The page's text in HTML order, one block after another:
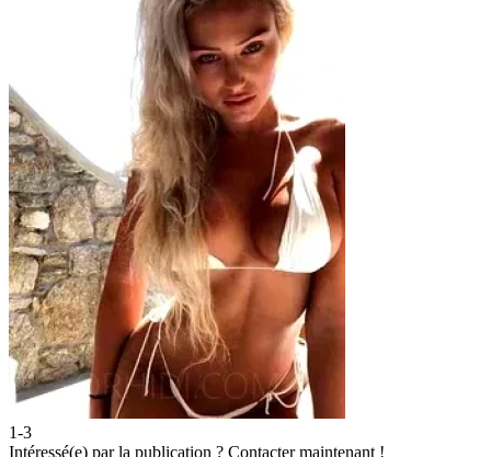
1-3
Intéressé(e) par la publication ? Contacter maintenant !